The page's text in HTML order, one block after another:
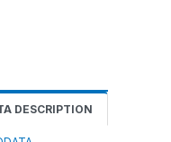
DESCRIPTION